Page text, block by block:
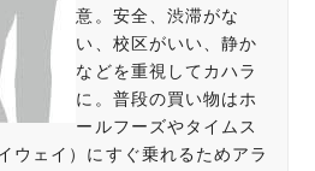
意。安全、渋滞がな
い、校区がいい、静か
などを重視してカハラ
に。普段の買い物はホ
ールフーズやタイムス
ウェイ）にすぐ乗れるためアラ